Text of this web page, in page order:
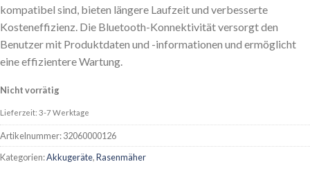
kompatibel sind, bieten längere Laufzeit und verbesserte
Kosteneffizienz. Die Bluetooth-Konnektivität versorgt den
Benutzer mit Produktdaten und -informationen und ermöglicht
eine effizientere Wartung.
Nicht vorrätig
Lieferzeit: 3-7 Werktage
Artikelnummer:32060000126
Kategorien:Akkugeräte,Rasenmäher